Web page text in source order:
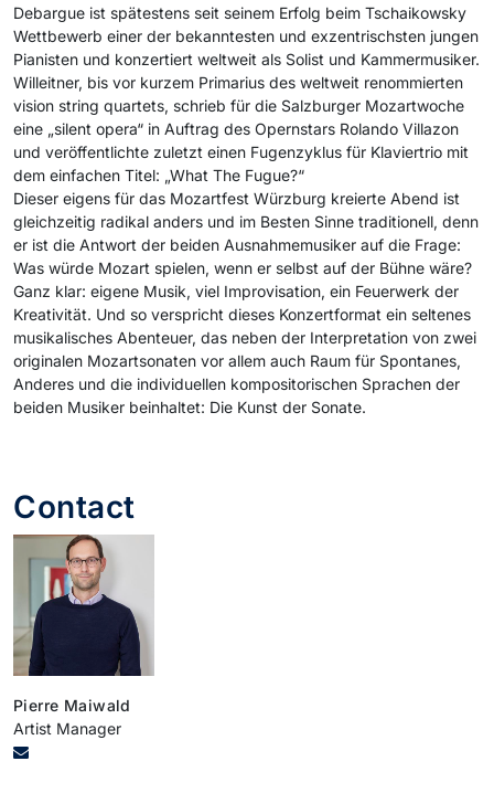
Debargue ist spätestens seit seinem Erfolg beim Tschaikowsky
Wettbewerb einer der bekanntesten und exzentrischsten jungen
Pianisten und konzertiert weltweit als Solist und Kammermusiker.
Willeitner, bis vor kurzem Primarius des weltweit renommierten
vision string quartets, schrieb für die Salzburger Mozartwoche
eine „silent opera“ in Auftrag des Opernstars Rolando Villazon
und veröffentlichte zuletzt einen Fugenzyklus für Klaviertrio mit
dem einfachen Titel: „What The Fugue?“
Dieser eigens für das Mozartfest Würzburg kreierte Abend ist
gleichzeitig radikal anders und im Besten Sinne traditionell, denn
er ist die Antwort der beiden Ausnahmemusiker auf die Frage:
Was würde Mozart spielen, wenn er selbst auf der Bühne wäre?
Ganz klar: eigene Musik, viel Improvisation, ein Feuerwerk der
Kreativität. Und so verspricht dieses Konzertformat ein seltenes
musikalisches Abenteuer, das neben der Interpretation von zwei
originalen Mozartsonaten vor allem auch Raum für Spontanes,
Anderes und die individuellen kompositorischen Sprachen der
beiden Musiker beinhaltet: Die Kunst der Sonate.
Contact
Pierre Maiwald
Artist Manager